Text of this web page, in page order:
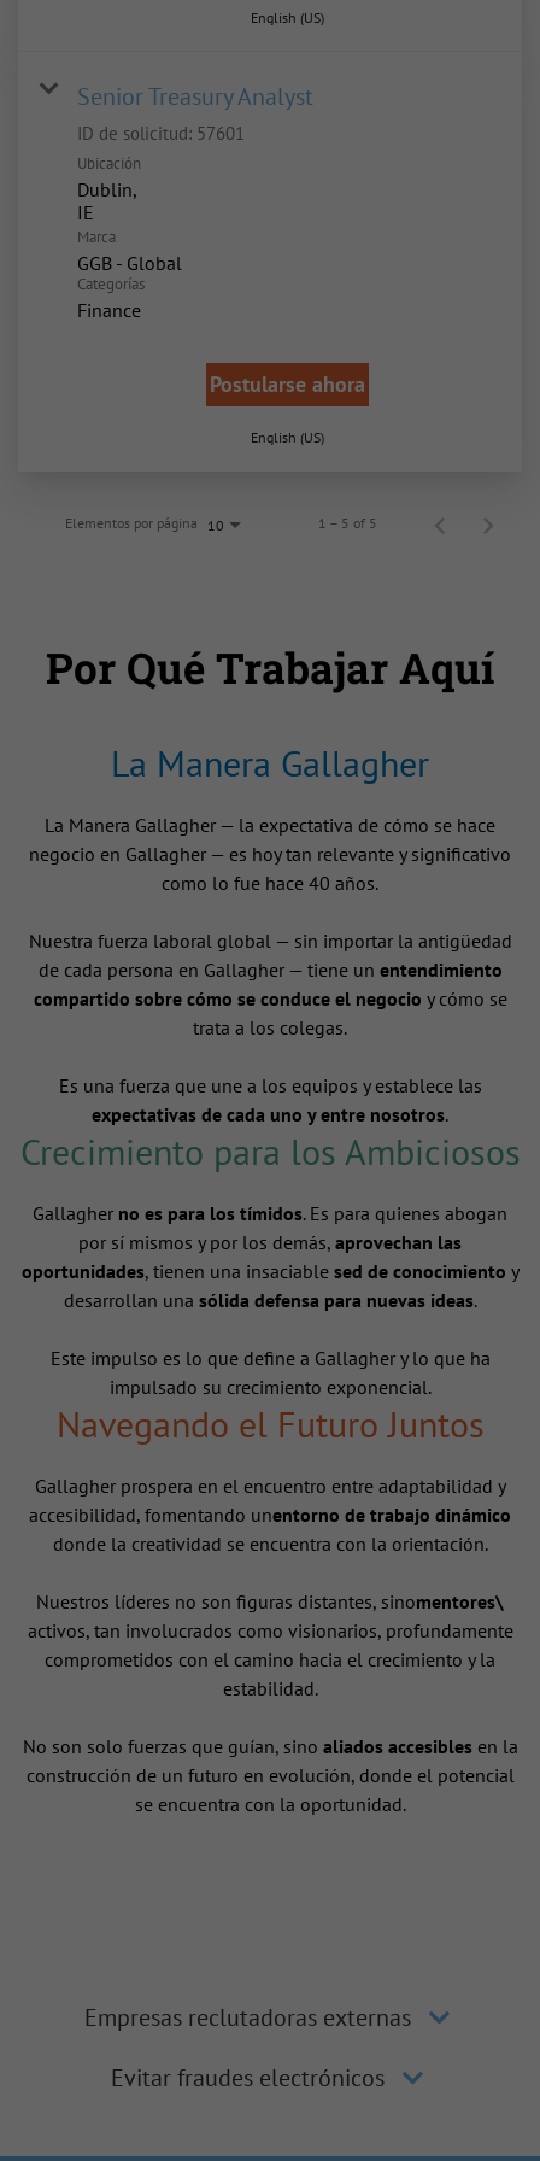
English (US)
Senior Treasury Analyst
ID de solicitud: 57601
Ubicación
Dublin,
Marca
GGB - Global
Categorías
Finance
Postularse ahora
English (US)
Elementos por página 10 1 – 5 of 5
Por Qué Trabajar Aquí
La Manera Gallagher
La Manera Gallagher — la expectativa de cómo se hace
negocio en Gallagher — es hoy tan relevante y significativo
como lo fue hace 40 años.
Nuestra fuerza laboral global — sin importar la antigüedad
de cada persona en Gallagher — tiene un entendimiento
compartido sobre cómo se conduce el negocio y cómo se
trata a los colegas.
Es una fuerza que une a los equipos y establece las
expectativas de cada uno y entre nosotros.
Crecimiento para los Ambiciosos
Gallagher no es para los tímidos. Es para quienes abogan
por sí mismos y por los demás, aprovechan las
oportunidades, tienen una insaciable sed de conocimiento y
desarrollan una sólida defensa para nuevas ideas.
Este impulso es lo que define a Gallagher y lo que ha
impulsado su crecimiento exponencial.
Navegando el Futuro Juntos
Gallagher prospera en el encuentro entre adaptabilidad y
accesibilidad, fomentando unentorno de trabajo dinámico
donde la creatividad se encuentra con la orientación.
Nuestros líderes no son figuras distantes, sinomentores\
activos, tan involucrados como visionarios, profundamente
comprometidos con el camino hacia el crecimiento y la
estabilidad.
No son solo fuerzas que guían, sino aliados accesiblesen la
construcción de un futuro en evolución, donde el potencial
se encuentra con la oportunidad.
Empresas reclutadoras externas
Evitar fraudes electrónicos